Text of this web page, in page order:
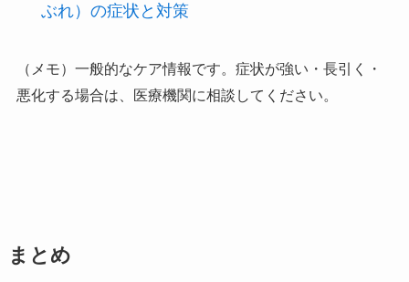
ぶれ）の症状と対策
（メモ）一般的なケア情報です。症状が強い・長引く・
悪化する場合は、医療機関に相談してください。
まとめ